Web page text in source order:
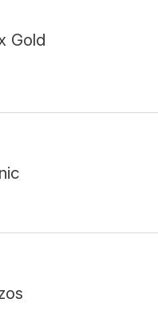
Gold